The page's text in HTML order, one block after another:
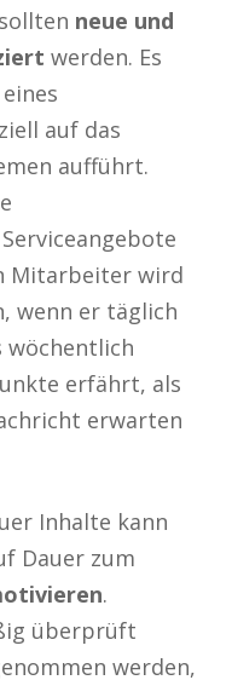
neue und
werden. Es
auf das
aufführt.
Mitarbeiter wird
wenn er täglich
wöchentlich
erfährt, als
erwarten
Inhalte kann
Dauer zum
.
überprüft
werden,